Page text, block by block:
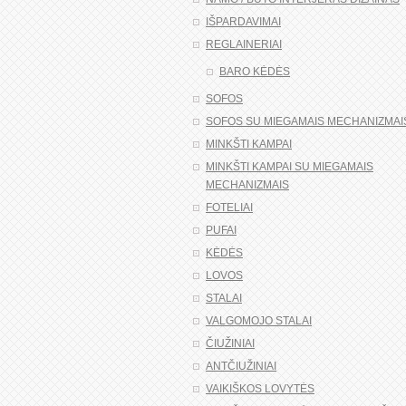
IŠPARDAVIMAI
REGLAINERIAI
BARO KĖDĖS
SOFOS
SOFOS SU MIEGAMAIS
MINKŠTI KAMPAI
MINKŠTI KAMPAI SU MIEGAMAIS
MECHANIZMAIS
FOTELIAI
PUFAI
KĖDĖS
LOVOS
STALAI
VALGOMOJO STALAI
ČIUŽINIAI
ANTČIUŽINIAI
VAIKIŠKOS LOVYTĖS